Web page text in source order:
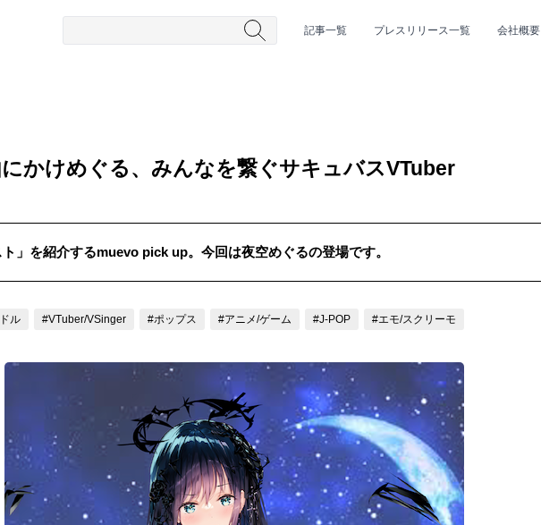
記事一覧 プレスリリース一覧 会社概要
ガー #HR/HM #女性シンガー #ヒップホップ #男性シンガーグループ #R&B/ソウル
かけめぐる、みんなを繋ぐサキュバスVTuber
ト」を紹介するmuevo pick up。今回は夜空めぐるの登場です。
ル #VTuber/VSinger #ポップス #アニメ/ゲーム #J-POP #エモ/スクリーモ